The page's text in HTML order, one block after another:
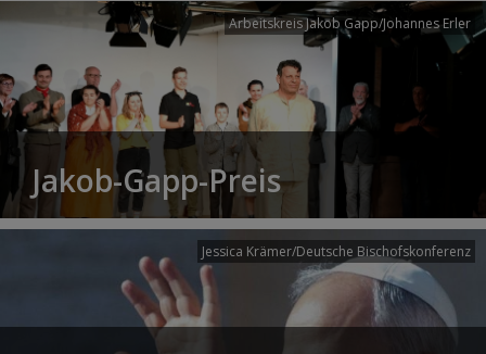
Arbeitskreis Jakob Gapp/Johannes Erler
Jakob-Gapp-Preis
Jessica Krämer/Deutsche Bischofskonferenz